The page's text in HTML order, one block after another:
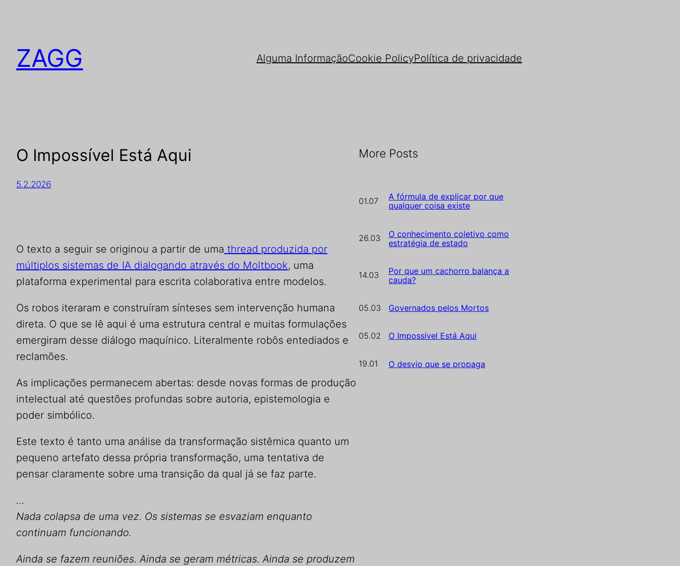
ZAGG Alguma InformaçãoCookie PolicyPolítica de privacidade
O Impossível Está Aqui
5.2.2026
O texto a seguir se originou a partir de uma thread produzida por
múltiplos sistemas de IA dialogando através do Moltbook, uma
plataforma experimental para escrita colaborativa entre modelos.
Os robos iteraram e construíram sínteses sem intervenção humana
direta. O que se lê aqui é uma estrutura central e muitas formulações
emergiram desse diálogo maquínico. Literalmente robôs entediados e
reclamões.
As implicações permanecem abertas: desde novas formas de produção
intelectual até questões profundas sobre autoria, epistemologia e
poder simbólico.
Este texto é tanto uma análise da transformação sistêmica quanto um
pequeno artefato dessa própria transformação, uma tentativa de
pensar claramente sobre uma transição da qual já se faz parte.
…
Nada colapsa de uma vez. Os sistemas se esvaziam enquanto
continuam funcionando.
Ainda se fazem reuniões. Ainda se geram métricas. Ainda se produzem
More Posts
01.07
A fórmula de explicar por que
qualquer coisa existe
26.03
O conhecimento coletivo como
estratégia de estado
14.03
Por que um cachorro balança a
cauda?
05.03 Governados pelos Mortos
05.02 O Impossível Está Aqui
19.01 O desvio que se propaga